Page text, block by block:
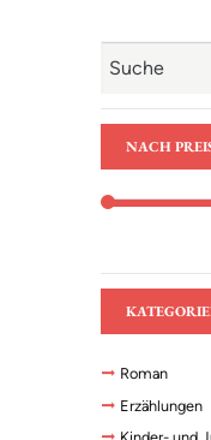
sondern
partout nicht
Hier geht’s
NACH
Roman
Erzählungen